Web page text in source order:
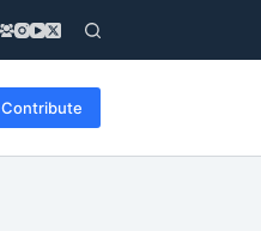
Contribute